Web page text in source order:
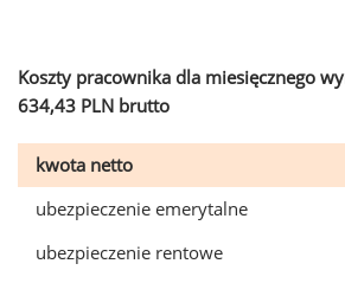
Koszty pracownika dla miesięcznego
634,43 PLN brutto
kwota netto
ubezpieczenie emerytalne
ubezpieczenie rentowe